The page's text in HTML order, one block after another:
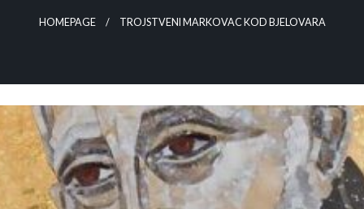
HOMEPAGE TROJSTVENI MARKOVAC KOD BJELOVARA